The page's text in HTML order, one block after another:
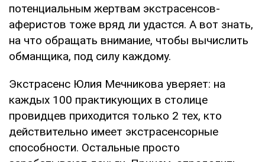
потенциальным жертвам экстрасенсов-
аферистов тоже вряд ли удастся. А вот знать,
на что обращать внимание, чтобы вычислить
обманщика, под силу каждому.
Экстрасенс Юлия Мечникова уверяет: на
каждых 100 практикующих в столице
провидцев приходится только 2 тех, кто
действительно имеет экстрасенсорные
способности. Остальные просто